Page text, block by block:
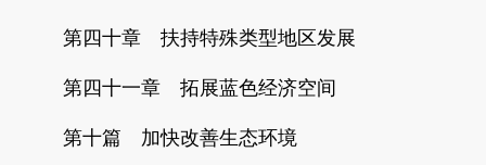
第四十章 扶持特殊类型地区发展
第四十一章 拓展蓝色经济空间
第十篇 加快改善生态环境